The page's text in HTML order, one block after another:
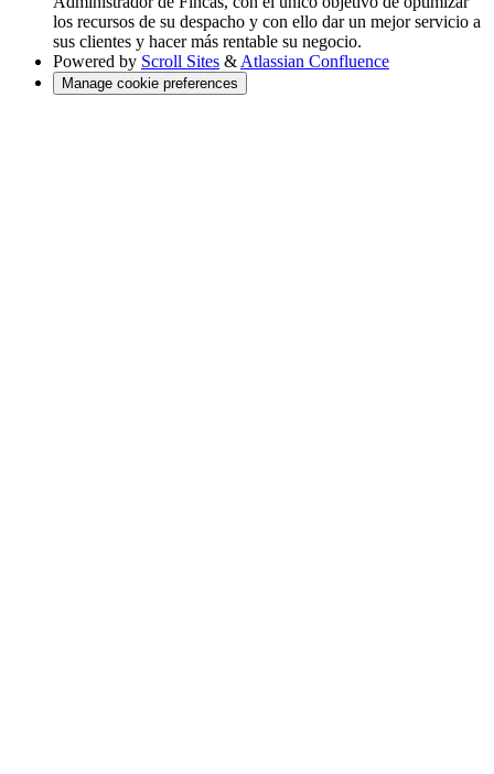
los recursos de su despacho y con ello dar un mejor servicio a
sus clientes y hacer más rentable su negocio.
Powered by Scroll Sites & Atlassian Confluence
Manage cookie preferences